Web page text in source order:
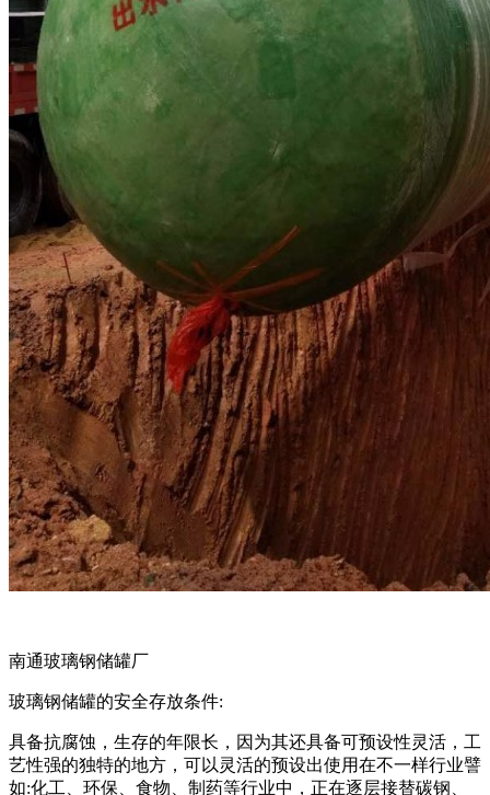
南通玻璃钢储罐厂
玻璃钢储罐的安全存放条件:
具备抗腐蚀，生存的年限长，因为其还具备可预设性灵活，工
艺性强的独特的地方，可以灵活的预设出使用在不一样行业譬
如:化工、环保、食物、制药等行业中，正在逐层接替碳钢、